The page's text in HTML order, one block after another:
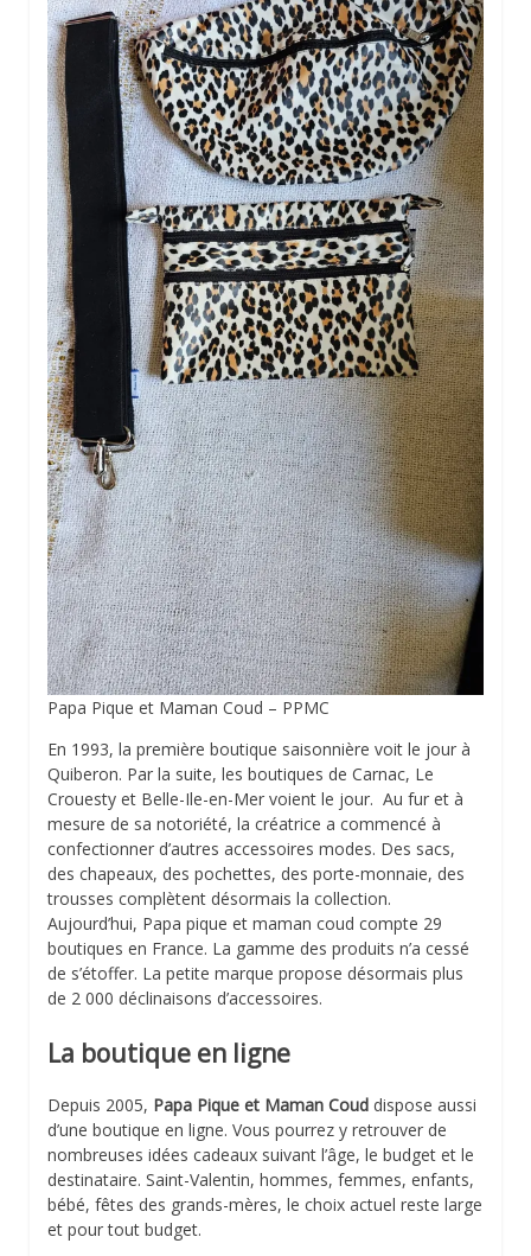
Papa Pique et Maman Coud – PPMC
En 1993, la première boutique saisonnière voit le jour à
Quiberon. Par la suite, les boutiques de Carnac, Le
Crouesty et Belle-Ile-en-Mer voient le jour. Au fur et à
mesure de sa notoriété, la créatrice a commencé à
confectionner d’autres accessoires modes. Des sacs,
des chapeaux, des pochettes, des porte-monnaie, des
trousses complètent désormais la collection.
Aujourd’hui, Papa pique et maman coud compte 29
boutiques en France. La gamme des produits n’a cessé
de s’étoffer. La petite marque propose désormais plus
de 2 000 déclinaisons d’accessoires.
La boutique en ligne
Depuis 2005, Papa Pique et Maman Coud dispose aussi
d’une boutique en ligne. Vous pourrez y retrouver de
nombreuses idées cadeaux suivant l’âge, le budget et le
destinataire. Saint-Valentin, hommes, femmes, enfants,
bébé, fêtes des grands-mères, le choix actuel reste large
et pour tout budget.